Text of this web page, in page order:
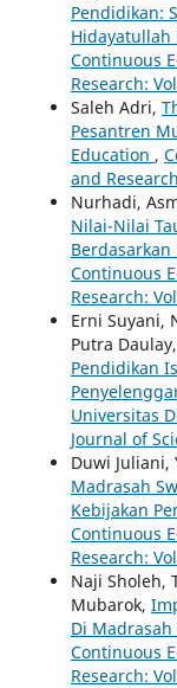
Pendidikan:
Hidayatullah
Continuous
Research:
Saleh Adri,
Pesantren
Education ,
and
Nurhadi,
Nilai-Nilai
Continuous
Research:
Erni Suyani,
Putra
Pendidikan
Universitas
Journal of
Duwi Juliani,
Madrasah
Kebijakan
Continuous
Research:
Naji Sholeh,
Mubarok,
Di
Continuous
Research: